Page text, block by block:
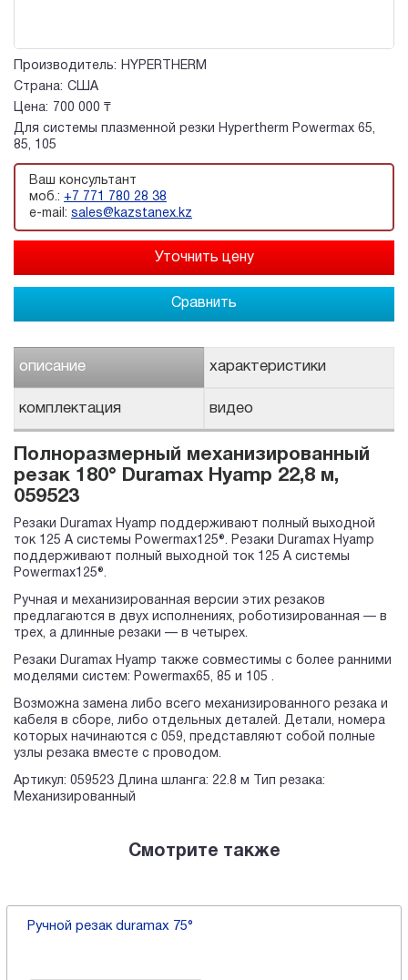
Производитель:
HYPERTHERM
Страна: США
Цена:
700 000 ₸
Для системы плазменной резки Hypertherm Powermax 65,
85, 105
Ваш консультант
моб.: +7 771 780 28 38
e-mail: sales@kazstanex.kz
Сравнить
описание характеристики
комплектация видео
Полноразмерный механизированный
резак 180° Duramax Hyamp 22,8 м,
059523
Резаки Duramax Hyamp поддерживают полный выходной
ток 125 А системы Powermax125®. Резаки Duramax Hyamp
поддерживают полный выходной ток 125 А системы
Powermax125®.
Ручная и механизированная версии этих резаков
предлагаются в двух исполнениях, роботизированная — в
трех, а длинные резаки — в четырех.
Резаки Duramax Hyamp также совместимы с более ранними
моделями систем: Powermax65, 85 и 105 .
Возможна замена либо всего механизированного резака и
кабеля в сборе, либо отдельных деталей. Детали, номера
которых начинаются с 059, представляют собой полные
узлы резака вместе с проводом.
Артикул: 059523 Длина шланга: 22.8 м Тип резака:
Механизированный
Смотрите также
Ручной резак duramax 75°